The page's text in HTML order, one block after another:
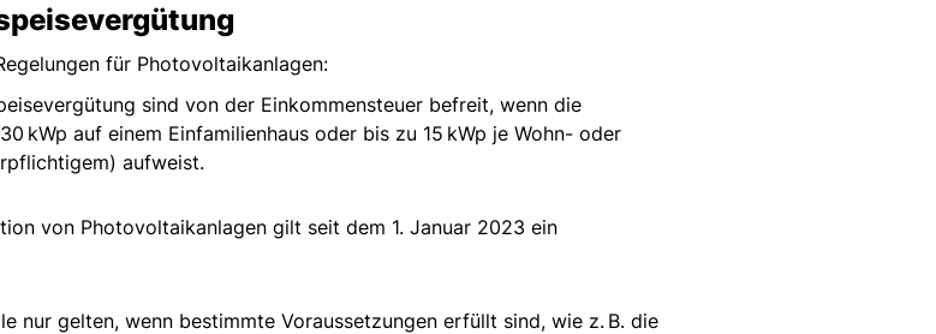
für Photovoltaikanlagen:
sind von der Einkommensteuer befreit, wenn die
kWp auf einem Einfamilienhaus oder bis zu 15 kWp je Wohn- oder
aufweist.
von Photovoltaikanlagen gilt seit dem 1. Januar 2023 ein
nur gelten, wenn bestimmte Voraussetzungen erfüllt sind, wie z. B. die